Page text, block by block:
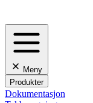
Meny
Produkter
Dokumentasjon